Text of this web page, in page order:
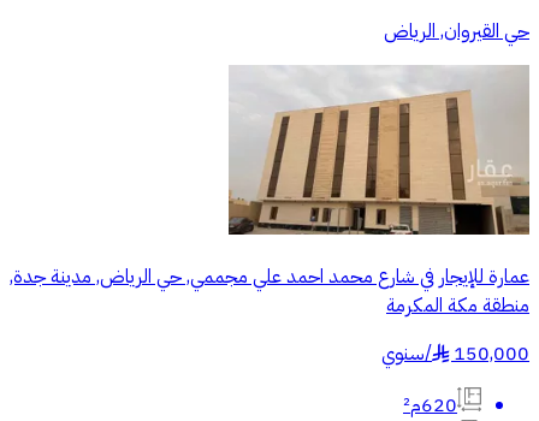
حي القيروان, الرياض
عمارة للإيجار في شارع محمد احمد علي مجممي, حي الرياض, مدينة جدة,
منطقة مكة المكرمة
150,000
§
/سنوي
620م²